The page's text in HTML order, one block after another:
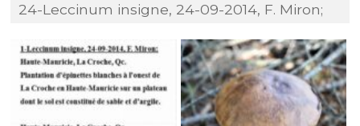
24-Leccinum insigne, 24-09-2014, F. Miron;